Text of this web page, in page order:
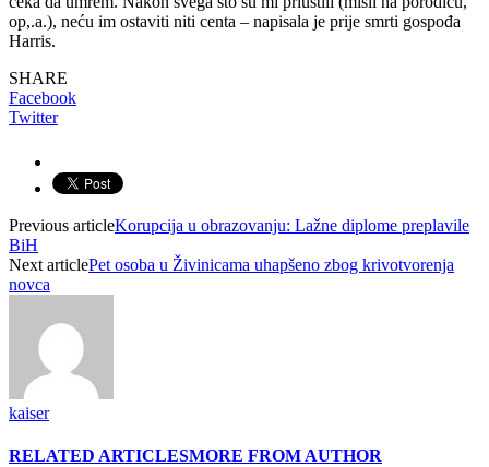
op,.a.), neću im ostaviti niti centa – napisala je prije smrti gospođa
Harris.
SHARE
Facebook
Twitter
Previous articleKorupcija u obrazovanju: Lažne diplome preplavile
BiH
Next articlePet osoba u Živinicama uhapšeno zbog krivotvorenja
novca
kaiser
RELATED ARTICLESMORE FROM AUTHOR